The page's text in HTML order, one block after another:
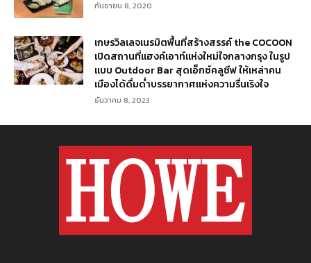
กันยายน 8, 2020
เกษรวิลเลจเนรมิตพื้นที่สร้างสรรค์ the COCOON
เปิดสถานที่แฮงค์เอาท์แห่งใหม่ใจกลางกรุง ในรูป
แบบ Outdoor Bar สุดเอ็กซ์คลูซีฟ ให้เหล่าคน
เมืองได้ดื่มด่ำบรรยากาศแห่งความรื่นเริงใจ
ธันวาคม 8, 2023